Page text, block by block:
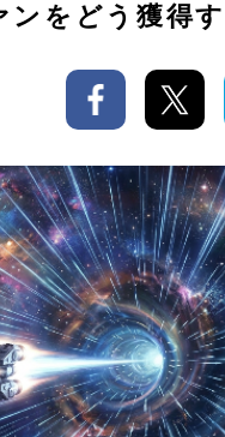
ンをどう獲得